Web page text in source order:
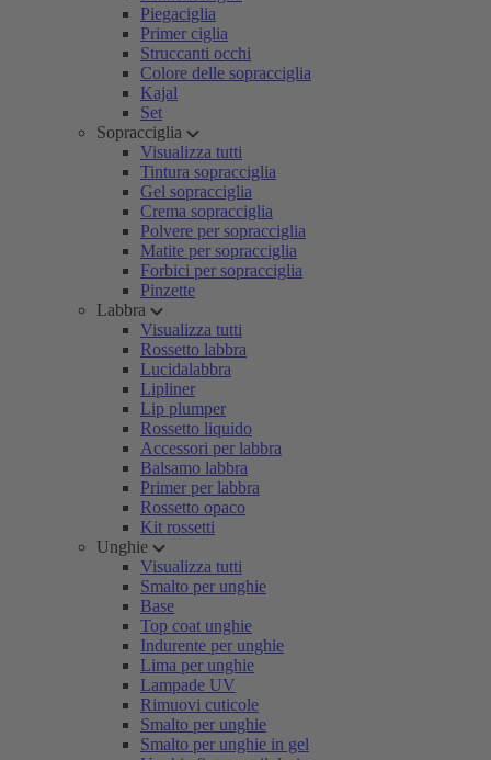
Piegaciglia
Primer ciglia
Struccanti occhi
Colore delle sopracciglia
Kajal
Set
Sopracciglia
Visualizza tutti
Tintura sopracciglia
Gel sopracciglia
Crema sopracciglia
Polvere per sopracciglia
Matite per sopracciglia
Forbici per sopracciglia
Pinzette
Labbra
Visualizza tutti
Rossetto labbra
Lucidalabbra
Lipliner
Lip plumper
Rossetto liquido
Accessori per labbra
Balsamo labbra
Primer per labbra
Rossetto opaco
Kit rossetti
Unghie
Visualizza tutti
Smalto per unghie
Base
Top coat unghie
Indurente per unghie
Lima per unghie
Lampade UV
Rimuovi cuticole
Smalto per unghie
Smalto per unghie in gel